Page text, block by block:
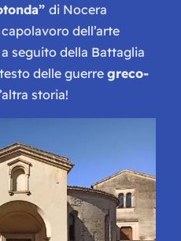
di Nocera
dell’arte
seguito della Battaglia
delle guerre greco-
storia!